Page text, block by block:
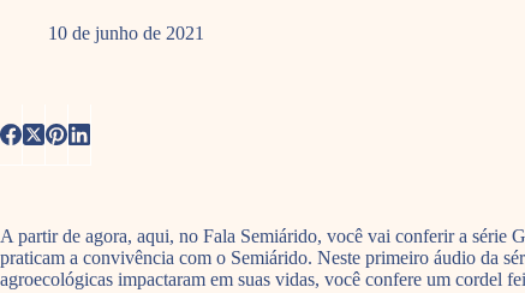
10 de junho de 2021
A partir de agora, aqui, no Fala Semiárido, você vai conferir a série
praticam a convivência com o Semiárido. Neste primeiro áudio da
agroecológicas impactaram em suas vidas, você confere um